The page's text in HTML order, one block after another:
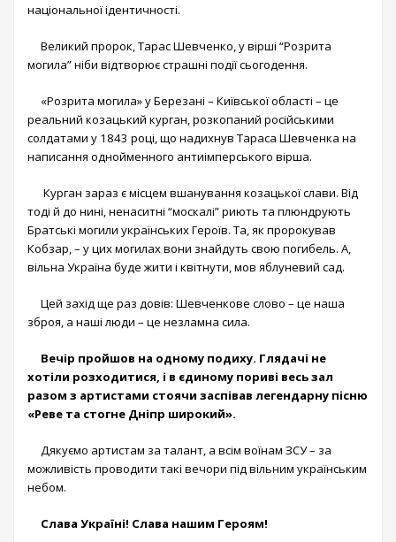
національної ідентичності.
Великий пророк, Тарас Шевченко, у вірші “Розрита
могила” ніби відтворює страшні події сьогодення.
«Розрита могила» у Березані – Київської області – це
реальний козацький курган, розкопаний російськими
солдатами у 1843 році, що надихнув Тараса Шевченка на
написання однойменного антиімперського вірша.
Курган зараз є місцем вшанування козацької слави. Від
тоді й до нині, ненаситні “москалі” риють та плюндрують
Братські могили українських Героїв. Та, як пророкував
Кобзар, – у цих могилах вони знайдуть свою погибель. А,
вільна Україна буде жити і квітнути, мов яблуневий сад.
Цей захід ще раз довів: Шевченкове слово – це наша
зброя, а наші люди – це незламна сила.
Вечір пройшов на одному подиху. Глядачі не
хотіли розходитися, і в єдиному пориві весь зал
разом з артистами стоячи заспівав легендарну пісню
«Реве та стогне Дніпр широкий».
Дякуємо артистам за талант, а всім воїнам ЗСУ – за
можливість проводити такі вечори під вільним українським
небом.
Слава Україні! Слава нашим Героям!